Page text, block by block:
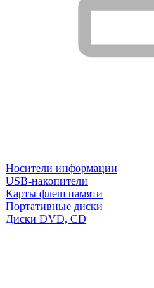
Носители информации
USB-накопители
Карты флеш памяти
Портативные диски
Диски DVD, CD